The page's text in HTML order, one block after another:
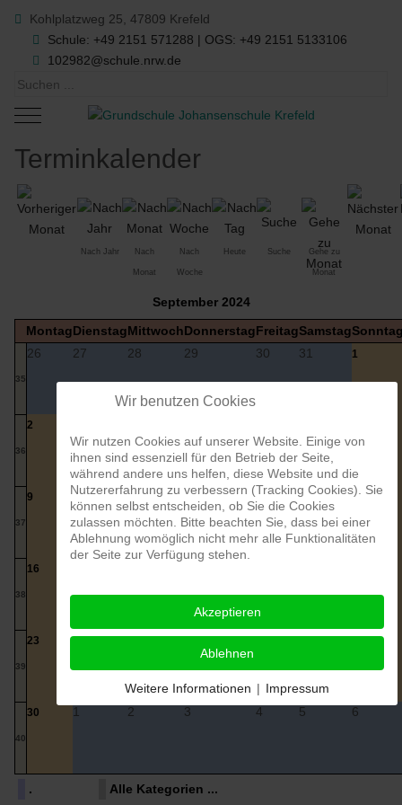
Kohlplatzweg 25, 47809 Krefeld
Schule: +49 2151 571288 | OGS: +49 2151 5133106
102982@schule.nrw.de
Mobile Menu Toggle
Terminkalender
Nach Jahr Nach
Monat
Nach
Woche
Heute Suche Gehe zu
Monat
September 2024
MontagDienstagMittwochDonnerstagFreitagSamstag
35
26 27 28 29 30 31 1
36
2
37
9 10 11 12 13 14 15
38
16
39
23 24 25 26 27 28 29
40
30 1 2 3 4 5 6
. Alle Kategorien ...
Wir benutzen Cookies
Wir nutzen Cookies auf unserer Website. Einige von
ihnen sind essenziell für den Betrieb der Seite,
während andere uns helfen, diese Website und die
Nutzererfahrung zu verbessern (Tracking Cookies). Sie
können selbst entscheiden, ob Sie die Cookies
zulassen möchten. Bitte beachten Sie, dass bei einer
Ablehnung womöglich nicht mehr alle Funktionalitäten
der Seite zur Verfügung stehen.
Akzeptieren
Ablehnen
Weitere Informationen | Impressum